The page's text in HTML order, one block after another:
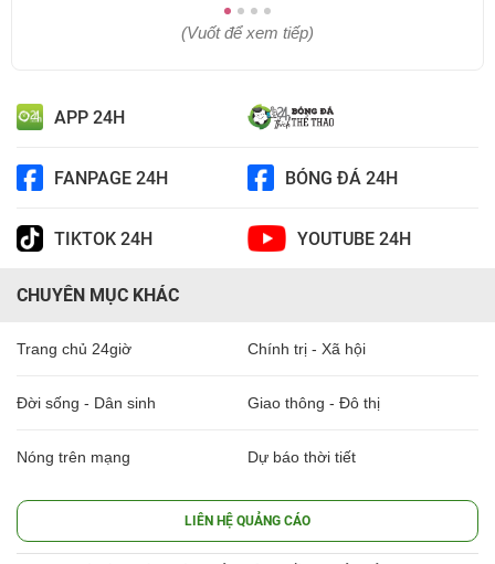
(Vuốt để xem tiếp)
APP 24H
FANPAGE 24H BÓNG ĐÁ 24H
TIKTOK 24H YOUTUBE 24H
CHUYÊN MỤC KHÁC
Trang chủ 24giờ Chính trị - Xã hội
Đời sống - Dân sinh Giao thông - Đô thị
Nóng trên mạng Dự báo thời tiết
LIÊN HỆ QUẢNG CÁO